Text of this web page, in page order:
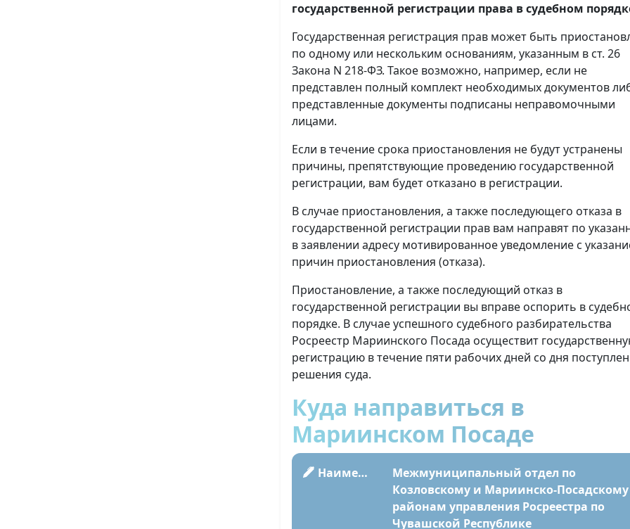
государственной регистрации права в судебном
Государственная регистрация прав может быть
по одному или нескольким основаниям, указанным в ст. 26
Закона N 218-ФЗ. Такое возможно, например, если не
представлен полный комплект необходимых документов
представленные документы подписаны неправомочными
лицами.
Если в течение срока приостановления не будут устранены
причины, препятствующие проведению государственной
регистрации, вам будет отказано в регистрации.
В случае приостановления, а также последующего отказа в
государственной регистрации прав вам направят по
в заявлении адресу мотивированное уведомление с
причин приостановления (отказа).
Приостановление, а также последующий отказ в
государственной регистрации вы вправе оспорить в
порядке. В случае успешного судебного разбирательства
Росреестр Мариинского Посада осуществит
регистрацию в течение пяти рабочих дней со дня
решения суда.
Куда направиться в
Мариинском Посаде
Наименование
Межмуниципальный отдел по
Козловскому и Мариинско-Посадскому
районам управления Росреестра по
Чувашской Республике